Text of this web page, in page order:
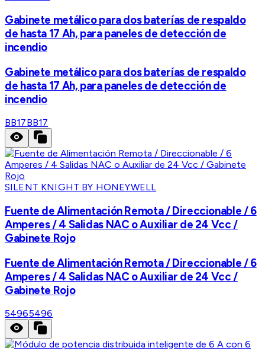
Gabinete metálico para dos baterías de respaldo
de hasta 17 Ah, para paneles de detección de
incendio
Gabinete metálico para dos baterías de respaldo
de hasta 17 Ah, para paneles de detección de
incendio
BB17BB17
SILENT KNIGHT BY HONEYWELL
Fuente de Alimentación Remota / Direccionable / 6
Amperes / 4 Salidas NAC o Auxiliar de 24 Vcc /
Gabinete Rojo
Fuente de Alimentación Remota / Direccionable / 6
Amperes / 4 Salidas NAC o Auxiliar de 24 Vcc /
Gabinete Rojo
54965496